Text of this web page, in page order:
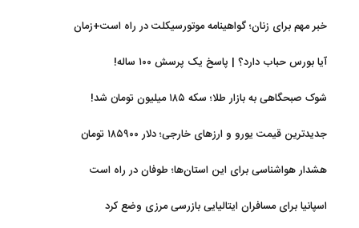
خبر مهم برای زنان؛ گواهینامه موتورسیکلت در راه است+زمان
آیا بورس حباب دارد؟ | پاسخ یک پرسش ۱۰۰ ساله!
شوک صبحگاهی به بازار طلا؛ سکه ۱۸۵ میلیون تومان شد!
جدیدترین قیمت یورو و ارزهای خارجی؛ دلار ۱۸۵۹۰۰ تومان
هشدار هواشناسی برای این استان‌ها؛ طوفان در راه است
اسپانیا برای مسافران ایتالیایی بازرسی مرزی وضع کرد